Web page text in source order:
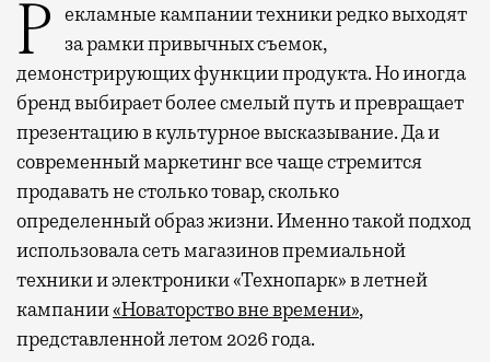
Рекламные кампании техники редко выходят
за рамки привычных съемок,
демонстрирующих функции продукта. Но иногда
бренд выбирает более смелый путь и превращает
презентацию в культурное высказывание. Да и
современный маркетинг все чаще стремится
продавать не столько товар, сколько
определенный образ жизни. Именно такой подход
использовала сеть магазинов премиальной
техники и электроники «Технопарк» в летней
кампании«Новаторство вне времени»,
представленной летом 2026 года.